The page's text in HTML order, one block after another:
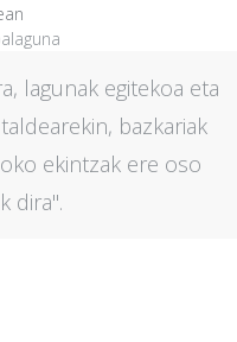
lagunak egitekoa eta
bazkariak
ekintzak ere oso
dira".